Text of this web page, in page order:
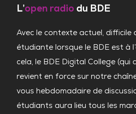
L’open radio du BDE
Avec le contexte actuel, difficile
étudiante lorsque le BDE est à
cela, le BDE Digital College (qui
revient en force sur notre
vous hebdomadaire de
étudiants aura lieu tous les